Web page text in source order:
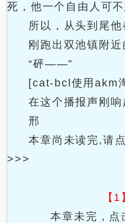
死，他一个自由人可
所以，从头到尾他
刚跑出双池镇附近
“砰——”
[cat-bcl使用akm
在这个播报声刚
邢
本章尚未读完,请
>>>
【1
本章未完，点